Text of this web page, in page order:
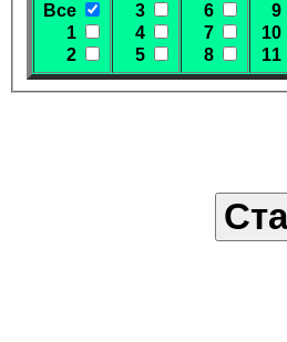
Все
1
2
3
4
5
6
7
8
9
10
11